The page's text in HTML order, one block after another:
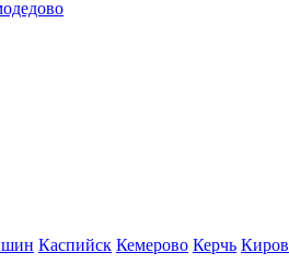
Каспийск Кемерово Керчь Киров